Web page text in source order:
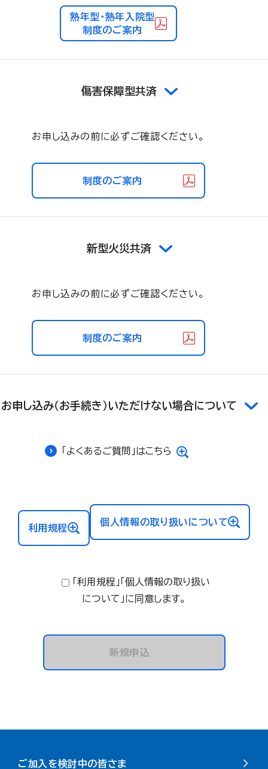
熟年型・熟年入院型
制度のご案内
傷害保障型共済
お申し込みの前に必ずご確認ください。
制度のご案内
新型火災共済
お申し込みの前に必ずご確認ください。
制度のご案内
お申し込み（お手続き）いただけない場合について
「よくあるご質問」はこちら
利用規程
個人情報の取り扱いについて
新規申込
「利用規程」「個人情報の取り扱い
について」に同意します。
ご加入を検討中の皆さま